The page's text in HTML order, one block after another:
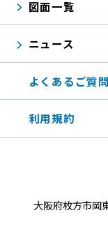
図面一覧
ニュース
よくあるご質問
利用規約
大阪府枚方市岡